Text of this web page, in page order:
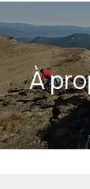
À